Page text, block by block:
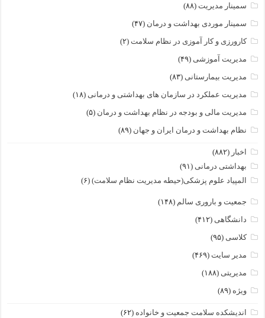
سمینار مدیریت (۸۸)
سمینار موردی بهداشت و درمان (۴۷)
کارورزی و کار آموزی در نظام سلامت (۲)
مدیریت آموزشی (۴۹)
مدیریت بیمارستانی (۸۳)
مدیریت عملکرد در سازمان های بهداشتی و درمانی (۱۸)
مدیریت مالی و بودجه در نظام بهداشت و درمان (۵)
نظام بهداشت و درمان ایران و جهان (۸۹)
اخبار (۸۸۲)
بهداشتی درمانی (۹۱)
المپیاد علوم پزشکی(حیطه مدیریت نظام سلامت) (۶)
جمعیت و باروری سالم (۱۴۸)
دانشگاهی (۴۱۲)
کلاسی (۹۵)
مدیر سایت (۴۶۹)
مدیریتی (۱۸۸)
ویژه (۸۹)
اندیشکده سلامت جمعیت و خانواده (۶۲)